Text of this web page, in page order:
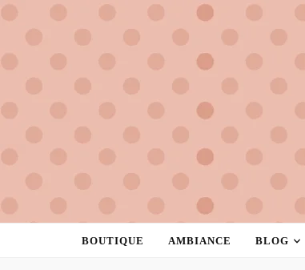
la rose à pois
créatrice de féminité
BOUTIQUE AMBIANCE BLOG